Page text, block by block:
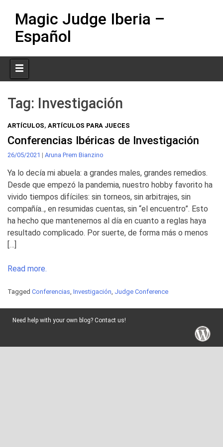
content
Magic Judge Iberia –
Español
Tag: Investigación
ARTÍCULOS, ARTÍCULOS PARA JUECES
Conferencias Ibéricas de Investigación
26/05/2021 | Aruna Prem Bianzino
Ya lo decía mi abuela: a grandes males, grandes remedios.
Desde que empezó la pandemia, nuestro hobby favorito ha
vivido tiempos difíciles: sin torneos, sin arbitrajes, sin
compañía.., en resumidas cuentas, sin “el encuentro”. Esto
ha hecho que mantenernos al día en cuanto a reglas haya
resultado complicado. Por suerte, de forma más o menos
[…]
Read more.
Tagged Conferencias, Investigación, Judge Conference
Need help with your own blog? Contact us!